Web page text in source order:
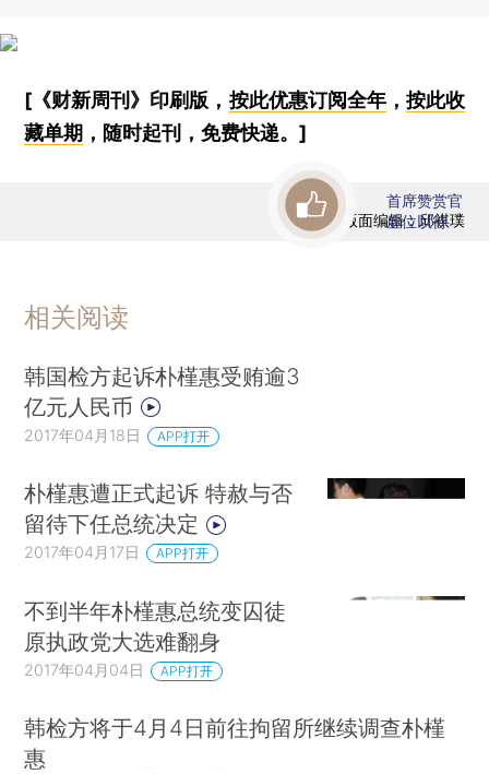
[《财新周刊》印刷版， 按此优惠订阅全年， 按此收
藏单期 ，随时起刊，免费快递。]
版面编辑：邱祺璞
首席赞赏官
虚位以待
相关阅读
韩国检方起诉朴槿惠受贿逾3
亿元人民币
2017年04月18日 APP打开
朴槿惠遭正式起诉 特赦与否
留待下任总统决定
2017年04月17日 APP打开
不到半年朴槿惠总统变囚徒
原执政党大选难翻身
2017年04月04日 APP打开
韩检方将于4月4日前往拘留所继续调查朴槿
惠